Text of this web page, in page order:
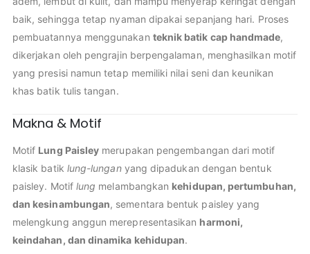
baik, sehingga tetap nyaman dipakai sepanjang hari. Proses
pembuatannya menggunakan teknik batik cap handmade,
dikerjakan oleh pengrajin berpengalaman, menghasilkan motif
yang presisi namun tetap memiliki nilai seni dan keunikan
khas batik tulis tangan.
Makna & Motif
Motif Lung Paisley merupakan pengembangan dari motif
klasik batik lung-lunganyang dipadukan dengan bentuk
paisley. Motif lung melambangkan kehidupan, pertumbuhan,
dan kesinambungan, sementara bentuk paisley yang
melengkung anggun merepresentasikan harmoni,
keindahan, dan dinamika kehidupan.